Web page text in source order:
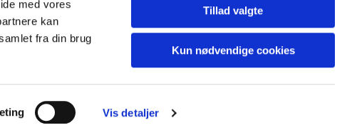
med vores
kan
fra din brug
Vis detaljer
Tillad valgte
Kun nødvendige cookies
os på Facebook